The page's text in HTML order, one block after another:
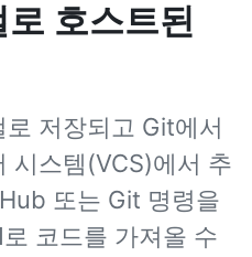
호스트된
저장되고 Git에서
시스템(VCS)에서 추
또는 Git 명령을
코드를 가져올 수